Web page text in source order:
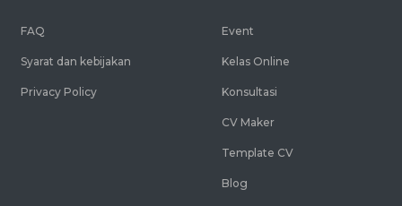
FAQ
Syarat dan kebijakan
Privacy Policy
Event
Kelas Online
Konsultasi
CV Maker
Template CV
Blog